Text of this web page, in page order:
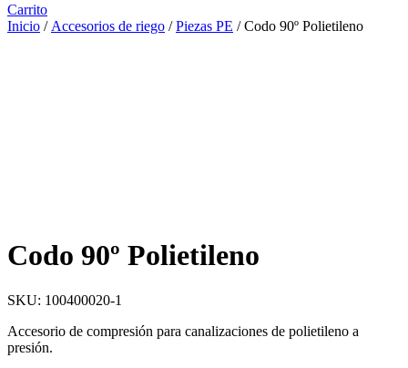
Carrito
Inicio / Accesorios de riego /Piezas PE / Codo 90º Polietileno
Codo 90º Polietileno
SKU: 100400020-1
Accesorio de compresión para canalizaciones de polietileno a
presión.